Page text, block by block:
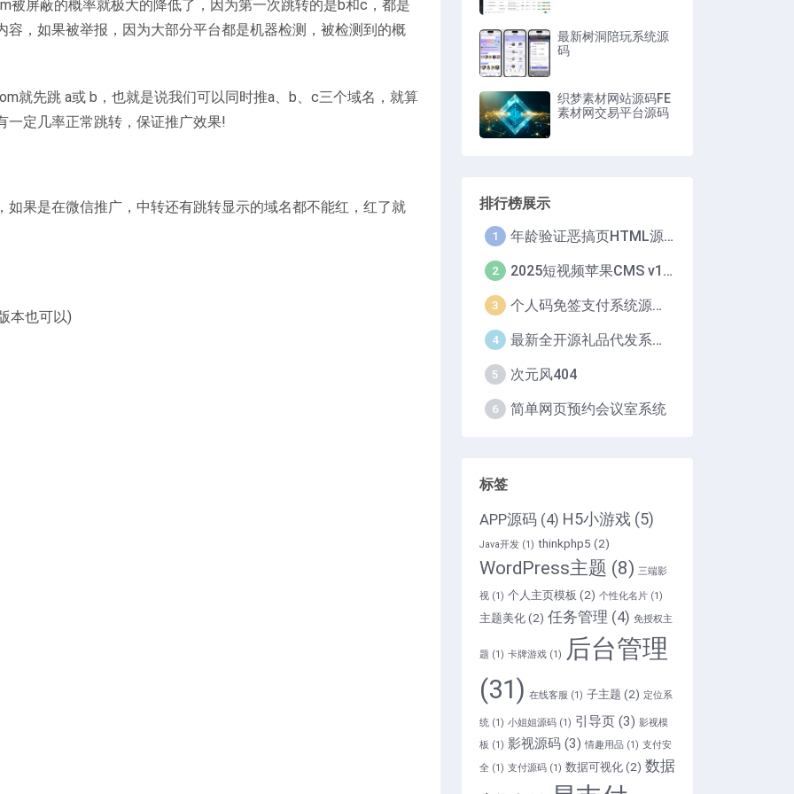
被屏蔽的概率就极大的降低了，因为第一次跳转的是b和c，都是
，如果被举报，因为大部分平台都是机器检测，被检测到的概
就先跳 a或 b，也就是说我们可以同时推a、b、c三个域名，就算
一定几率正常跳转，保证推广效果!
果是在微信推广，中转还有跳转显示的域名都不能红，红了就
本也可以)
最新树洞陪玩系统源
码
织梦素材网站源码FE
素材网交易平台源码
排行榜展示
1 年龄验证恶搞页HTML源码
2 2025短视频苹果CMS v10/短剧系统自动定时采集H5移动端在线影视视频短剧源码小剧场短剧影视源码
3 个人码免签支付系统源码/免签支付系统/微信支付平台
4 最新全开源礼品代发系统源码/电商快递代发/一件代发系统
5 次元风404
6 简单网页预约会议室系统
标签
APP源码 (4) H5小游戏 (5)
Java开发 (1) thinkphp5 (2)
WordPress主题 (8) 三端影
视 (1) 个人主页模板 (2) 个性化名片 (1)
主题美化 (2) 任务管理 (4) 免授权主
题 (1) 卡牌游戏 (1)
后台管理
(31) 在线客服 (1) 子主题 (2) 定位系
统 (1) 小姐姐源码 (1) 引导页 (3) 影视模
板 (1) 影视源码 (3) 情趣用品 (1) 支付安
全 (1) 支付源码 (1) 数据可视化 (2) 数据